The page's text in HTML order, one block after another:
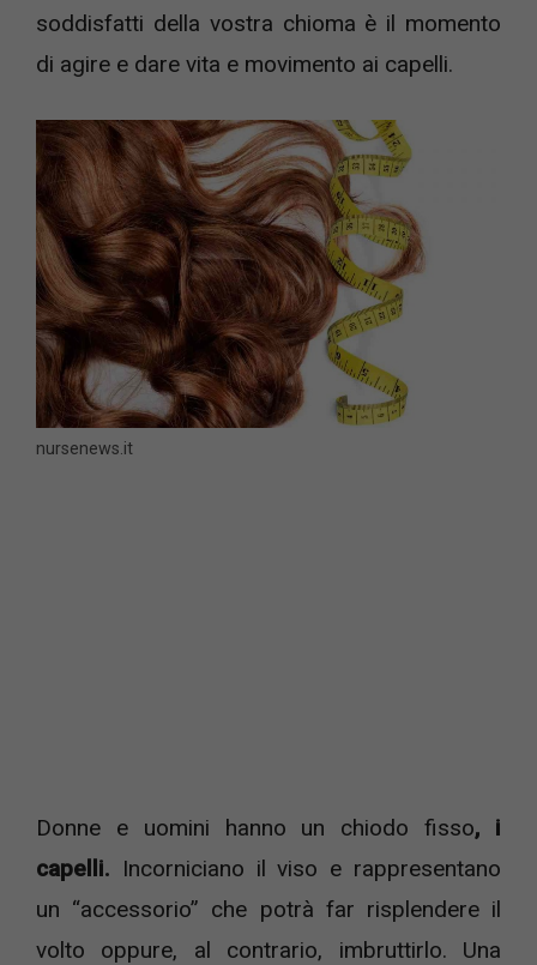
soddisfatti della vostra chioma è il momento
di agire e dare vita e movimento ai capelli.
nursenews.it
Donne e uomini hanno un chiodo fisso, i
capelli. Incorniciano il viso e rappresentano
un “accessorio” che potrà far risplendere il
volto oppure, al contrario, imbruttirlo. Una